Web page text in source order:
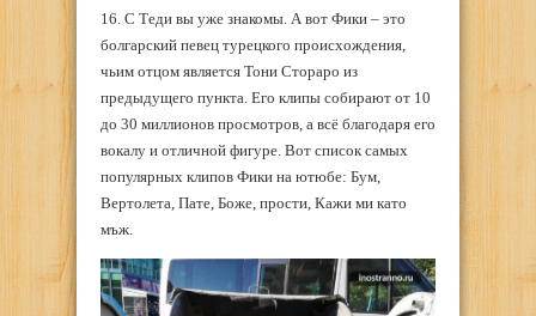
16. С Теди вы уже знакомы. А вот Фики – это
болгарский певец турецкого происхождения,
чьим отцом является Тони Стораро из
предыдущего пункта. Его клипы собирают от 10
до 30 миллионов просмотров, а всё благодаря его
вокалу и отличной фигуре. Вот список самых
популярных клипов Фики на ютюбе: Бум,
Вертолета, Пате, Боже, прости, Кажи ми като
мъж.